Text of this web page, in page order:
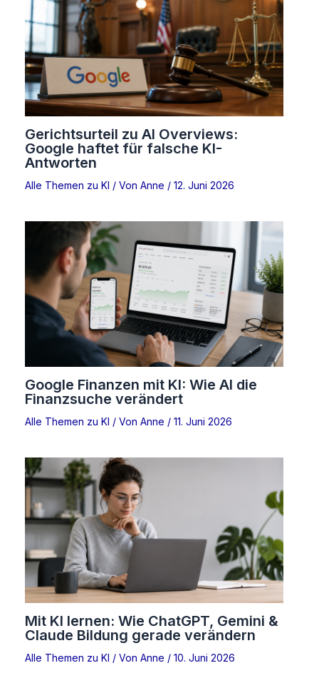
Gerichtsurteil zu AI Overviews:
Google haftet für falsche KI-
Antworten
Alle Themen zu KI / Von Anne / 12. Juni 2026
Google Finanzen mit KI: Wie AI die
Finanzsuche verändert
Alle Themen zu KI / Von Anne / 11. Juni 2026
Mit KI lernen: Wie ChatGPT, Gemini &
Claude Bildung gerade verändern
Alle Themen zu KI / Von Anne / 10. Juni 2026